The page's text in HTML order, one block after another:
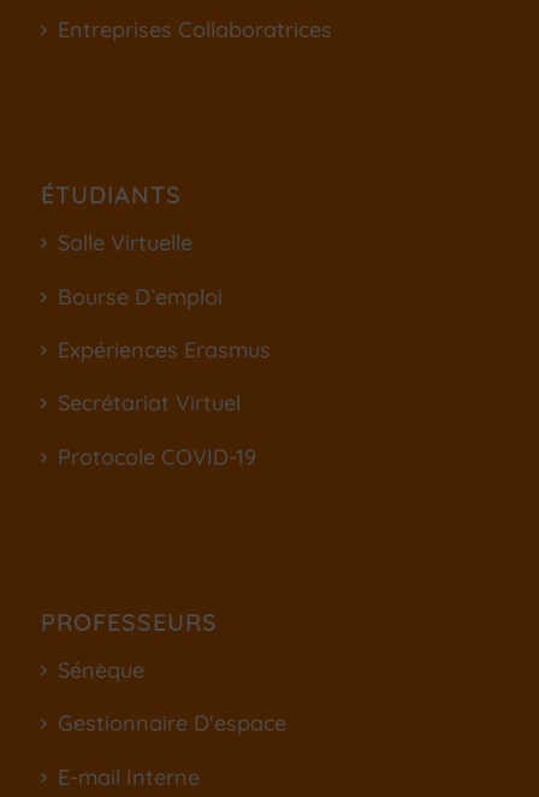
Entreprises Collaboratrices
ÉTUDIANTS
Salle Virtuelle
Bourse D`emploi
Expériences Erasmus
Secrétariat Virtuel
Protocole COVID-19
PROFESSEURS
Sénèque
Gestionnaire D'espace
E-mail Interne